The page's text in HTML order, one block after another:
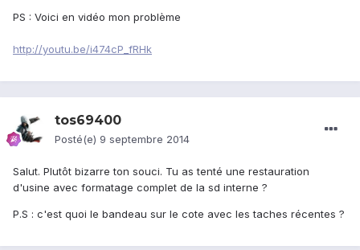
PS : Voici en vidéo mon problème
http://youtu.be/i474cP_fRHk
tos69400
Posté(e) 9 septembre 2014
Salut. Plutôt bizarre ton souci. Tu as tenté une restauration
d'usine avec formatage complet de la sd interne ?
P.S : c'est quoi le bandeau sur le cote avec les taches récentes ?